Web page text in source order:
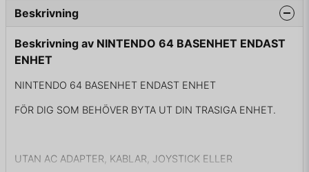
Beskrivning
Beskrivning av NINTENDO 64 BASENHET ENDAST
ENHET
NINTENDO 64 BASENHET ENDAST ENHET
FÖR DIG SOM BEHÖVER BYTA UT DIN TRASIGA ENHET.
UTAN AC ADAPTER, KABLAR, JOYSTICK ELLER